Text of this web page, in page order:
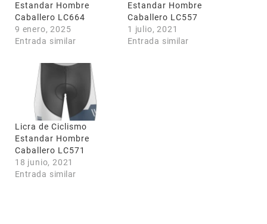
Estandar Hombre
Caballero LC664
9 enero, 2025
Entrada similar
Estandar Hombre
Caballero LC557
1 julio, 2021
Entrada similar
Licra de Ciclismo
Estandar Hombre
Caballero LC571
18 junio, 2021
Entrada similar